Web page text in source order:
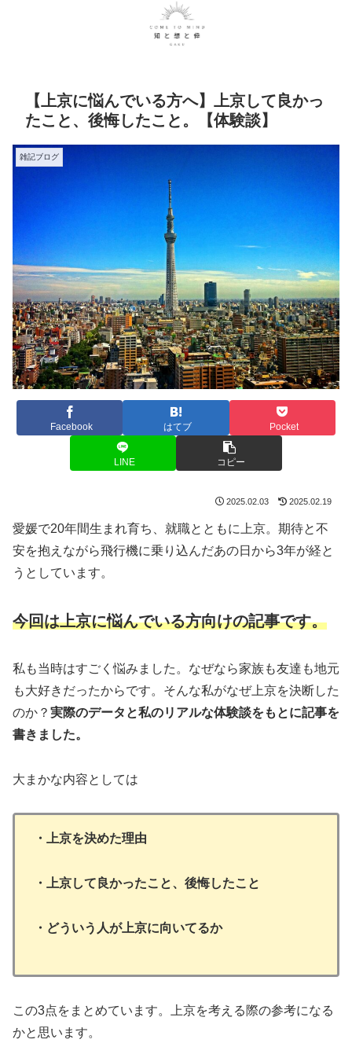
【上京に悩んでいる方へ】上京して良かっ
たこと、後悔したこと。【体験談】
雑記ブログ
Facebook はてブ Pocket
LINE コピー
2025.02.03 2025.02.19
愛媛で20年間生まれ育ち、就職とともに上京。期待と不
安を抱えながら飛行機に乗り込んだあの日から3年が経と
うとしています。
今回は上京に悩んでいる方向けの記事です。
私も当時はすごく悩みました。なぜなら家族も友達も地元
も大好きだったからです。そんな私がなぜ上京を決断した
のか？ 実際のデータと私のリアルな体験談をもとに記事を
書きました。
大まかな内容としては
・上京を決めた理由
・上京して良かったこと、後悔したこと
・どういう人が上京に向いてるか
この3点をまとめています。上京を考える際の参考になる
かと思います。